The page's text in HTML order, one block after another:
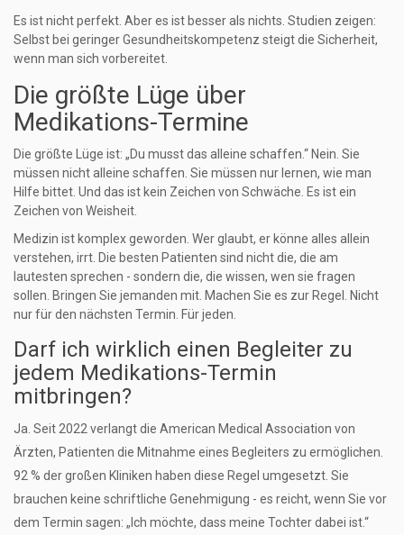
Es ist nicht perfekt. Aber es ist besser als nichts. Studien zeigen:
Selbst bei geringer Gesundheitskompetenz steigt die Sicherheit,
wenn man sich vorbereitet.
Die größte Lüge über
Medikations-Termine
Die größte Lüge ist: „Du musst das alleine schaffen.“ Nein. Sie
müssen nicht alleine schaffen. Sie müssen nur lernen, wie man
Hilfe bittet. Und das ist kein Zeichen von Schwäche. Es ist ein
Zeichen von Weisheit.
Medizin ist komplex geworden. Wer glaubt, er könne alles allein
verstehen, irrt. Die besten Patienten sind nicht die, die am
lautesten sprechen - sondern die, die wissen, wen sie fragen
sollen. Bringen Sie jemanden mit. Machen Sie es zur Regel. Nicht
nur für den nächsten Termin. Für jeden.
Darf ich wirklich einen Begleiter zu
jedem Medikations-Termin
mitbringen?
Ja. Seit 2022 verlangt die American Medical Association von
Ärzten, Patienten die Mitnahme eines Begleiters zu ermöglichen.
92 % der großen Kliniken haben diese Regel umgesetzt. Sie
brauchen keine schriftliche Genehmigung - es reicht, wenn Sie vor
dem Termin sagen: „Ich möchte, dass meine Tochter dabei ist.“